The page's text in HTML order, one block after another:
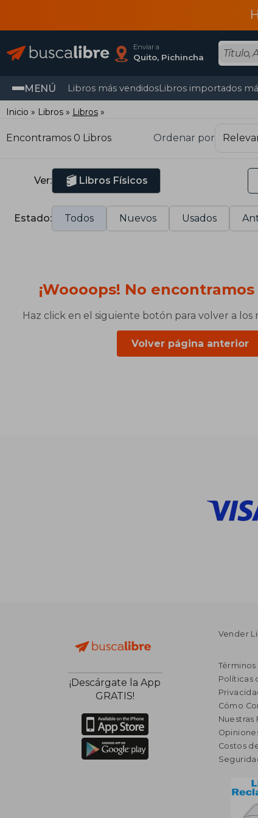
Enviar a
Quito, Pichincha
MENÚ Libros más vendidosLibros importados
Inicio Libros Libros
Encontramos 0 Libros Ordenar por
Ver: Libros Físicos
Estado: Todos Nuevos Usados
¡Woooops! No
Haz click en el siguiente botón para volver a los
Volver página anterior
¡Descárgate la App
GRATIS!
Vender
Políticas
Cómo
Nuestras
Costos